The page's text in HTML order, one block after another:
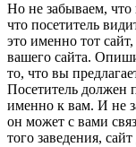
Но не забываем, что
что посетитель
это именно тот
вашего сайта.
то, что вы
Посетитель должен
именно к вам. И не
он может с вами
того заведения,